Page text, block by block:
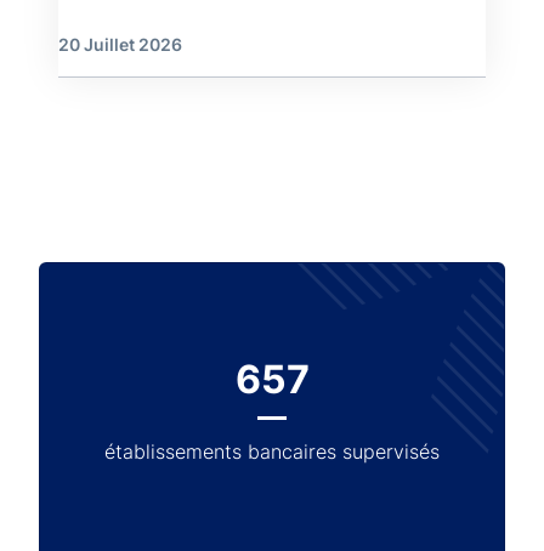
20 Juillet 2026
657
établissements bancaires supervisés